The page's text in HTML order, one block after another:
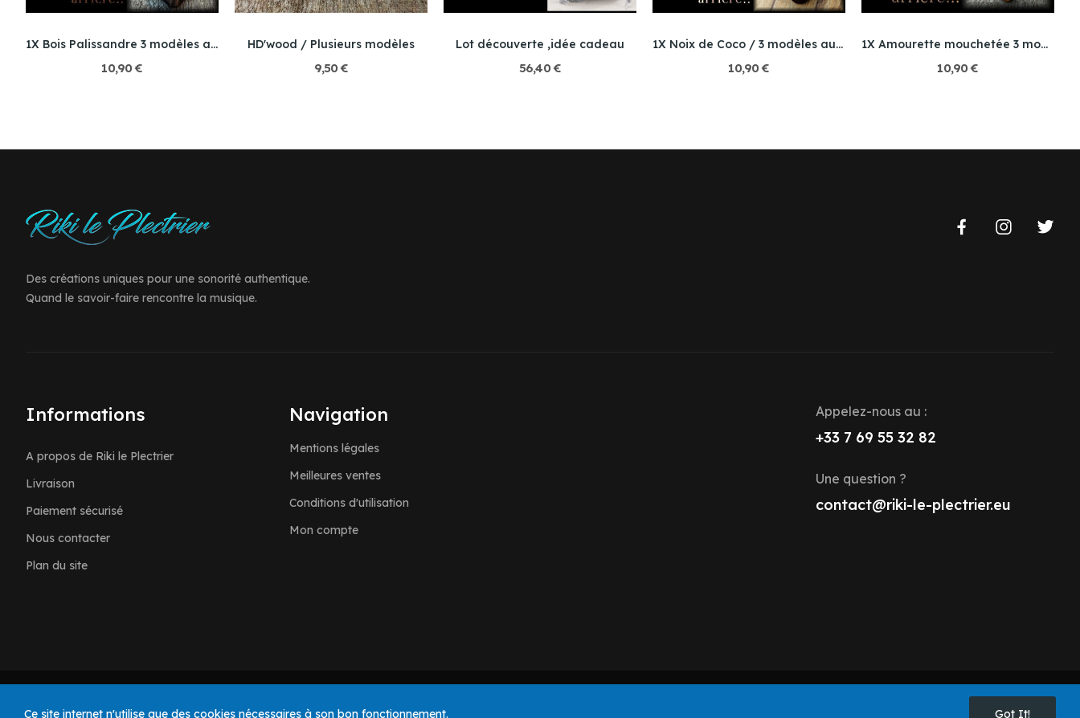
1X Bois Palissandre 3 modèles au choix
10,90 €
HD'wood / Plusieurs modèles
9,50 €
Lot découverte ,idée cadeau
56,40 €
1X Noix de Coco / 3 modèles au choix
10,90 €
1X Amourette mouchetée 3 modèles au choix
10,90 €
Des créations uniques pour une sonorité authentique.
Quand le savoir-faire rencontre la musique.
Informations
A propos de Riki le Plectrier
Livraison
Paiement sécurisé
Nous contacter
Plan du site
Navigation
Mentions légales
Meilleures ventes
Conditions d'utilisation
Mon compte
Appelez-nous au :
+33 7 69 55 32 82
Une question ?
contact@riki-le-plectrier.eu
© 2025 Riki le Plectrier. Tous droits réservés.
Ce site internet n'utilise que des cookies nécessaires à son bon fonctionnement. Got It!